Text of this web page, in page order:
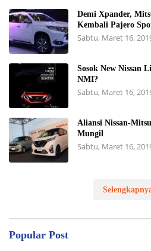
Demi Xpander,
Kembali Pajero
Sabtu, Maret 16,
Sosok New Nissan
NMI?
Sabtu, Maret 16,
Aliansi Nissan-
Mungil
Sabtu, Maret 16,
Popular Post